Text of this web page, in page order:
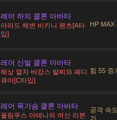
레어 하의 클론 아바타
아라드 해변 비키니 팬츠[A타
입]
HP MAX
레어 신발 클론 아바타
해상 열차 바캉스 발찌와 페디
큐어[C타입]
힘 55 증
레어 목가슴 클론 아바타
올림푸스 아테나의 여신 리본
공격 속
가